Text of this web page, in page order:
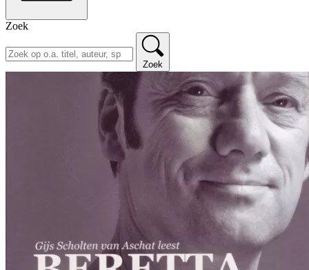
Zoek
Zoek